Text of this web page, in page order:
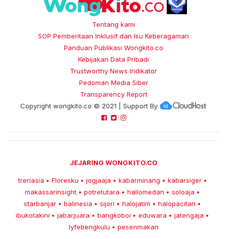
Tentang kami
SOP Pemberitaan Inklusif dan Isu Keberagaman
Panduan Publikasi Wongkito.co
Kebijakan Data Pribadi
Trustworthy News Indikator
Pedoman Media Siber
Transparency Report
Copyright wongkito.co © 2021 | Support By
JEJARING WONGKITO.CO
trenasia • Floresku • jogjaaja • kabarminang • kabarsiger •
makassarinsight • potretutara • hallomedan • soloaja •
starbanjar • balinesia • sijori • halojatim • halopacitan •
ibukotakini • jabarjuara • bangkoboi • eduwara • jatengaja •
lyfebengkulu • pesenmakan